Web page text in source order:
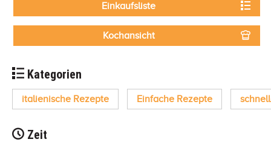
Einkaufsliste
Kochansicht
Kategorien
italienische Rezepte Einfache Rezepte
Zeit